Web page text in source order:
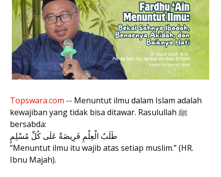
Topswara.com -- Menuntut ilmu dalam Islam adalah
kewajiban yang tidak bisa ditawar. Rasulullah ﷺ
bersabda:
طَلَبُ الْعِلْمِ فَرِيضَةٌ عَلَى كُلِّ مُسْلِمٍ
“Menuntut ilmu itu wajib atas setiap muslim.” (HR.
Ibnu Majah).